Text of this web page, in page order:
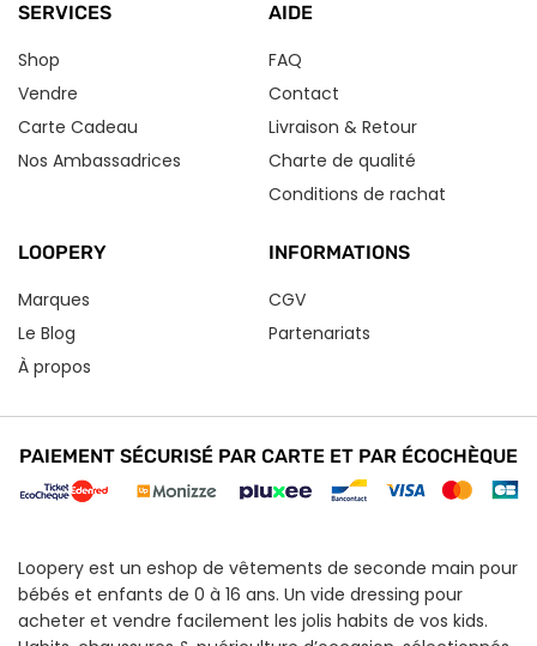
SERVICES
Shop
Vendre
Carte Cadeau
Nos Ambassadrices
AIDE
FAQ
Contact
Livraison & Retour
Charte de qualité
Conditions de rachat
LOOPERY
Marques
Le Blog
À propos
INFORMATIONS
CGV
Partenariats
PAIEMENT SÉCURISÉ PAR CARTE ET PAR ÉCOCHÈQUE
Loopery est un eshop de vêtements de seconde main pour
bébés et enfants de 0 à 16 ans. Un vide dressing pour
acheter et vendre facilement les jolis habits de vos kids.